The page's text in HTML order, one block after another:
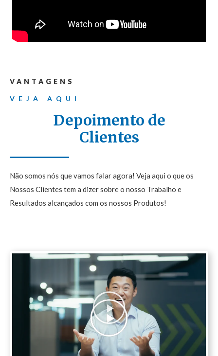
VANTAGENS
VEJA AQUI
Depoimento de
Clientes
Não somos nós que vamos falar agora! Veja aqui o que os
Nossos Clientes tem a dizer sobre o nosso Trabalho e
Resultados alcançados com os nossos Produtos!